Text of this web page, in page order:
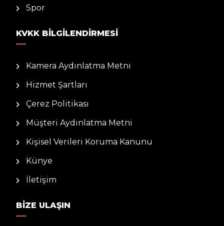
Spor
KVKK BILGILENDIRMESI
Kamera Aydınlatma Metni
Hizmet Şartları
Çerez Politikası
Müşteri Aydınlatma Metni
Kişisel Verileri Koruma Kanunu
Künye
İletişim
BIZE ULAŞIN